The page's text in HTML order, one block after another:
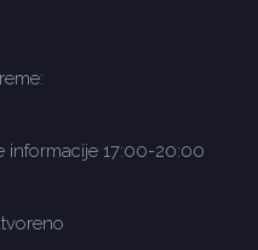
informacije 17:00-20:00